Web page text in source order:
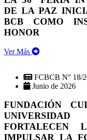
DE LA PAZ
BCB COMO
HONOR
Ver Más
FCBCB N° 18/
Junio de 2026
FUNDACIÓN
FORTALECEN
IMPULSAR LA